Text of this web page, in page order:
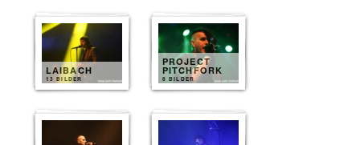
LAIBACH
13 BILDER
PROJECT
PITCHFORK
8 BILDER